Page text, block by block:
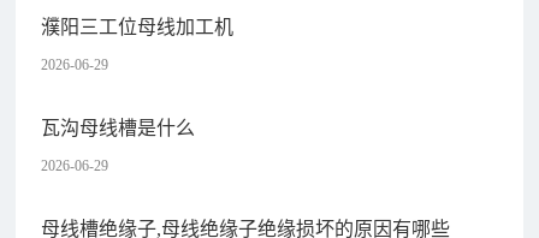
濮阳三工位母线加工机
2026-06-29
瓦沟母线槽是什么
2026-06-29
母线槽绝缘子,母线绝缘子绝缘损坏的原因有哪些